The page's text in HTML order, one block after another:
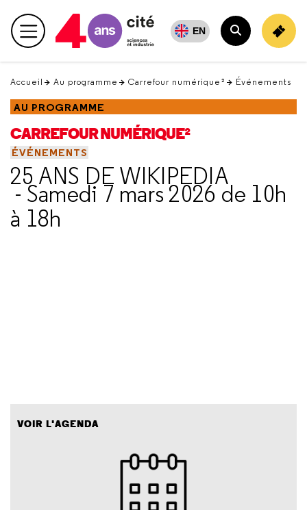
en
haut Menu principal EN
Rechercher
Accueil Au programme Carrefour numérique² Événements
AU PROGRAMME
CARREFOUR NUMÉRIQUE²
ÉVÉNEMENTS
25 ANS DE WIKIPEDIA
- Samedi 7 mars 2026 de 10h
à 18h
VOIR L'AGENDA